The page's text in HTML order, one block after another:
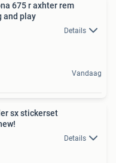
675 r axhter rem
and play
Details
Vandaag
sx stickerset
Details